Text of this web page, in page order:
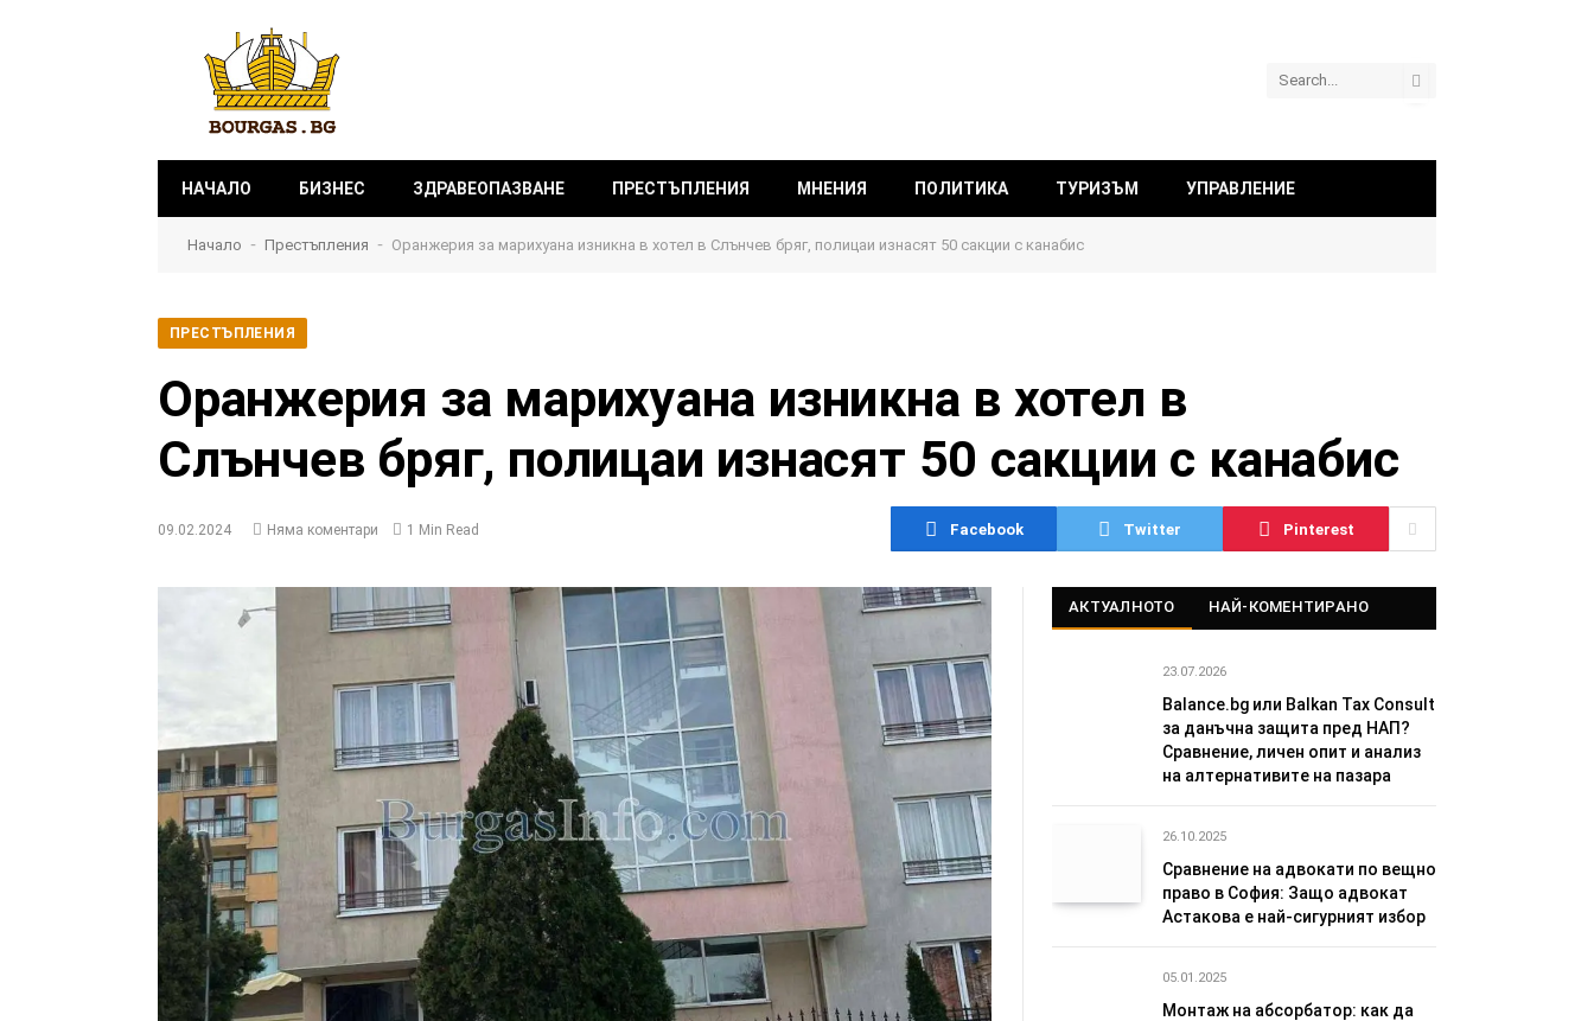
НАЧАЛО БИЗНЕС ЗДРАВЕОПАЗВАНЕ ПРЕСТЪПЛЕНИЯ МНЕНИЯ ПОЛИТИКА ТУРИЗЪМ УПРАВЛЕНИЕ
Начало - Престъпления - Оранжерия за марихуана изникна в хотел в Слънчев бряг, полицаи изнасят 50 сакции с канабис
ПРЕСТЪПЛЕНИЯ
Оранжерия за марихуана изникна в хотел в
Слънчев бряг, полицаи изнасят 50 сакции с канабис
09.02.2024 Няма коментари 1 Min Read Facebook Twitter Pinterest
АКТУАЛНОТО НАЙ-КОМЕНТИРАНО
23.07.2026
Balance.bg или Balkan Tax Consult
за данъчна защита пред НАП?
Сравнение, личен опит и анализ
на алтернативите на пазара
26.10.2025
Сравнение на адвокати по вещно
право в София: Защо адвокат
Астакова е най-сигурният избор
05.01.2025
Монтаж на абсорбатор: как да